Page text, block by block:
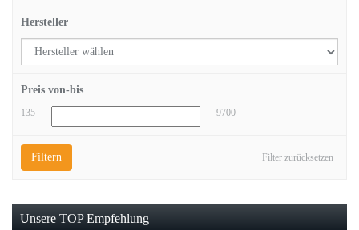
Hersteller
Preis von-bis
135 9700
Filter zurücksetzen
Filtern
Unsere TOP Empfehlung